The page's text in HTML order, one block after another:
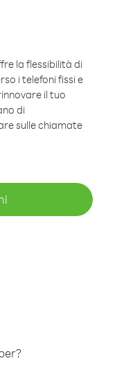
la flessibilità di
i telefoni fissi e
il tuo
di
sulle chiamate